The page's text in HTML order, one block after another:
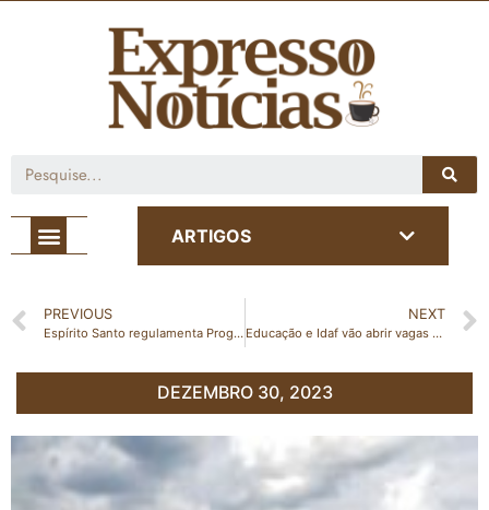
ARTIGOS
PREVIOUS
Espírito Santo regulamenta Programa de Regularização Ambiental
NEXT
Educação e Idaf vão abrir vagas em concurso público em 2024
DEZEMBRO 30, 2023